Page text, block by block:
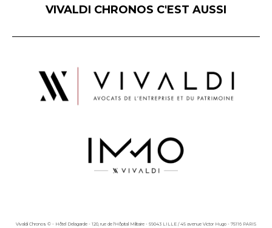
VIVALDI CHRONOS C'EST AUSSI
Vivaldi Chronos © - Hôtel Delagarde - 120, rue de l'Hôpital Militaire - 59043 LILLE / 45 avenue Victor Hugo - 75116 PARIS